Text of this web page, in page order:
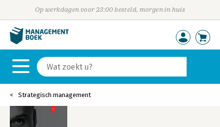
Op werkdagen voor 23:00 besteld, morgen in huis
Strategisch management